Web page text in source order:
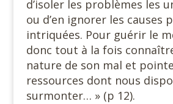
d’isoler les problèmes les
ou d’en ignorer les causes
intriquées. Pour guérir le
donc tout à la fois
nature de son mal et
ressources dont nous
surmonter… » (p 12).